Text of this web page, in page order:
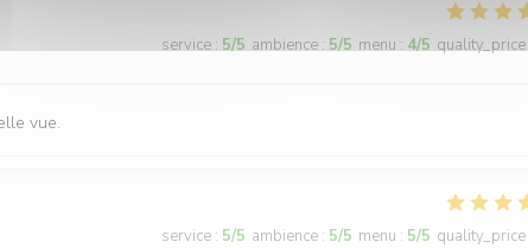
service : 5/5 ambience : 5/5 menu : 4/5 quality_price
vue.
service : 5/5 ambience : 5/5 menu : 5/5 quality_price